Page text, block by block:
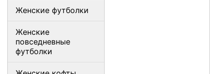
Женские футболки
Женские
повседневные
футболки